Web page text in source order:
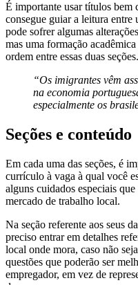
É importante usar títulos bem
consegue guiar a leitura entre
pode sofrer algumas
mas uma formação
ordem entre essas duas seções.
“Os imigrantes vêm
na economia
especialmente os
Seções e conteúdo
Em cada uma das seções, é
currículo à vaga à qual você
alguns cuidados especiais
mercado de trabalho local.
Na seção referente aos seus
preciso entrar em detalhes
local onde mora, caso não
questões que poderão ser
empregador, em vez de